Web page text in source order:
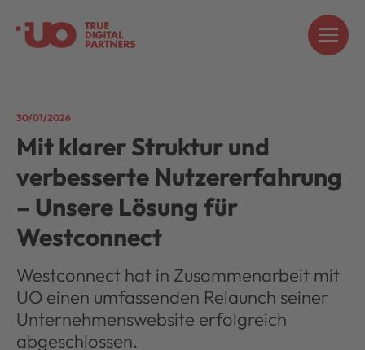
30/01/2026
Mit klarer Struktur und
verbesserte Nutzererfahrung
– Unsere Lösung für
Westconnect
Westconnect hat in Zusammenarbeit mit
UO einen umfassenden Relaunch seiner
Unternehmenswebsite erfolgreich
abgeschlossen.